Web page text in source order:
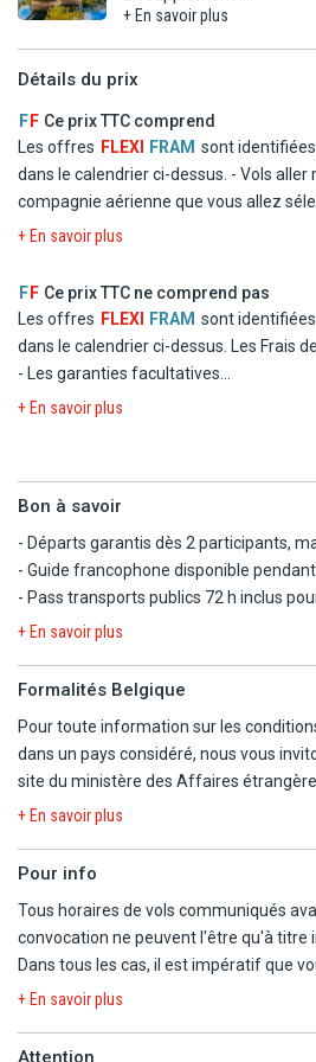
de détails).
- 2 dîners à Prague (le
de menus composés de 3
- 1 demi-journée de visite
Prague avec un guide
licence professionnelle.
également la cathédrale
+ En savoir plus
Détails du prix
F F Ce prix TTC comprend
Les offres FLEXI FRAM sont
dans le calendrier ci-dessus. - Vols aller
compagnie aérienne que vous allez
- Logement en chambre double
- La formule Repas
- Les taxes d'aéroport et de solidarité
- Le transfert
+ En savoir plus
F F Ce prix TTC ne comprend pas
Les offres FLEXI FRAM sont
dans le calendrier ci-dessus.
Les Frais
- Les garanties facultatives
- Les autres repas et les boissons
+ En savoir plus
Bon à savoir
- Départs garantis dès 2 participants,
- Guide francophone disponible pendant
- Pass transports publics 72 h inclus
dans la ville.
guide, Jour 4 : transfert hôtel-aéroport.
inclus. Dîners libres.
- Repas en formule demi-pension : 2
menu composé de 3 plats sans
locaux.
francophones.
- Programme type pouvant être
locaux, néanmoins visites respectées.
- COURANT ELECTRIQUE : 230 V - 50
nécessaire.
+ En savoir plus
Formalités Belgique
Pour toute information sur les
dans un pays considéré, nous vous
site du ministère des Affaires
https://diplomatie.belgium.be/fr/
+ En savoir plus
Pour info
Tous horaires de vols communiqués
convocation ne peuvent l'être qu'à titre
Dans tous les cas, il est impératif que
de la convocation comprenant les
Nous ne pourrons être tenus
+ En savoir plus
Attention